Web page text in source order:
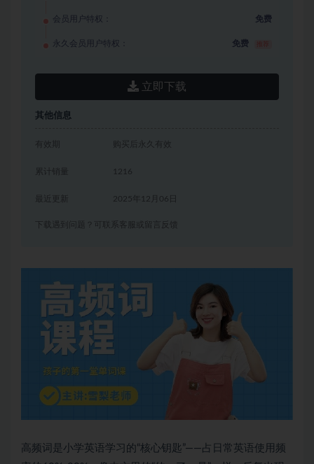
会员用户特权： 免费
永久会员用户特权： 免费
立即下载
其他信息
有效期 购买后永久有效
累计销量 1216
2025年12月06日
下载遇到问题？可联系客服或留言反馈
高频词是 小学英语学习的“核心钥匙”——占日常英语使用频